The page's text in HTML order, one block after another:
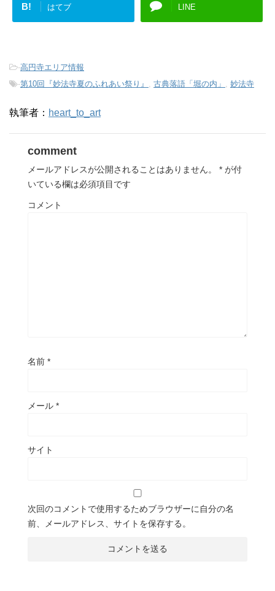
B! はてブ LINE
-高円寺エリア情報
-第10回『妙法寺夏のふれあい祭り』 古典落語「堀の内」 妙法寺
執筆者： heart_to_art
comment
メールアドレスが公開されることはありません。 * が付
いている欄は必須項目です
コメント
名前 *
メール *
サイト
次回のコメントで使用するためブラウザーに自分の名
前、メールアドレス、サイトを保存する。